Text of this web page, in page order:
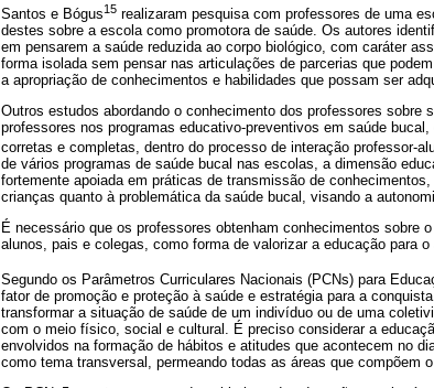
Santos e Bógus15 realizaram pesquisa com professores de uma
destes sobre a escola como promotora de saúde. Os autores
em pensarem a saúde reduzida ao corpo biológico, com caráter
forma isolada sem pensar nas articulações de parcerias que
a apropriação de conhecimentos e habilidades que possam ser
Outros estudos abordando o conhecimento dos professores
professores nos programas educativo-preventivos em saúde
corretas e completas, dentro do processo de interação professor-
de vários programas de saúde bucal nas escolas, a dimensão
fortemente apoiada em práticas de transmissão de
crianças quanto à problemática da saúde bucal, visando a
É necessário que os professores obtenham conhecimentos sobre
alunos, pais e colegas, como forma de valorizar a educação para o
Segundo os Parâmetros Curriculares Nacionais (PCNs) para
fator de promoção e proteção à saúde e estratégia para a
transformar a situação de saúde de um indivíduo ou de uma
com o meio físico, social e cultural. É preciso considerar a
envolvidos na formação de hábitos e atitudes que acontecem no
como tema transversal, permeando todas as áreas que compõem